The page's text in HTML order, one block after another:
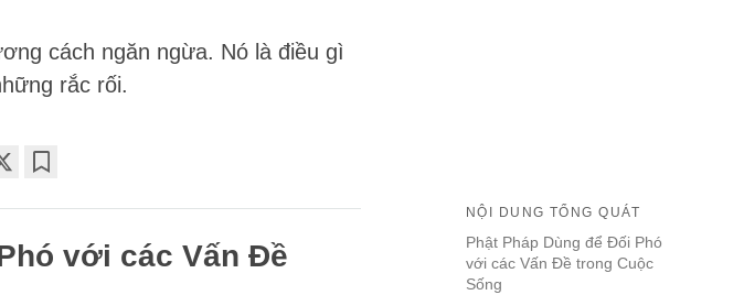
cách ngăn ngừa. Nó là điều gì
rắc rối.
NỘI DUNG TỔNG QUÁT
Phật Pháp Dùng để Đối Phó
với các Vấn Đề trong Cuộc
Sống
với các Vấn Đề